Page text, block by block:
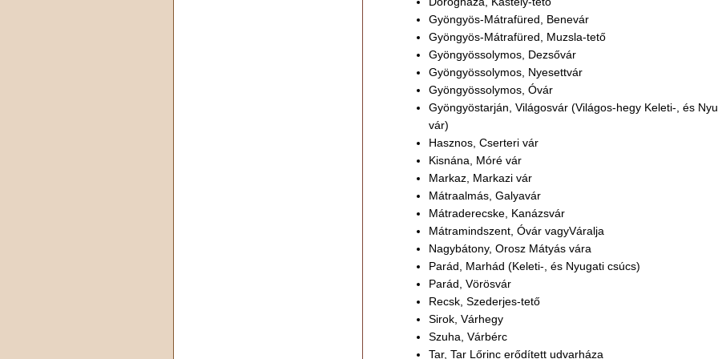
Gyöngyös-Mátrafüred, Benevár
Gyöngyös-Mátrafüred, Muzsla-tető
Gyöngyössolymos, Dezsővár
Gyöngyössolymos, Nyesettvár
Gyöngyössolymos, Óvár
Gyöngyöstarján, Világosvár (Világos-hegy Keleti-, és
vár)
Hasznos, Cserteri vár
Kisnána, Móré vár
Markaz, Markazi vár
Mátraalmás, Galyavár
Mátraderecske, Kanázsvár
Mátramindszent, Óvár vagyVáralja
Nagybátony, Orosz Mátyás vára
Parád, Marhád (Keleti-, és Nyugati csúcs)
Parád, Vörösvár
Recsk, Szederjes-tető
Sirok, Várhegy
Szuha, Várbérc
Tar, Tar Lőrinc erődített udvarháza